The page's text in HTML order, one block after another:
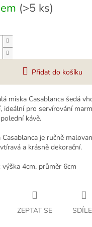
(>5 ks)
Přidat do košíku
miska Casablanca šedá
ideální pro servírování
kávě.
Casablanca je ručně
a krásně dekorační.
výška 4cm, průměr 6cm
ZEPTAT SE